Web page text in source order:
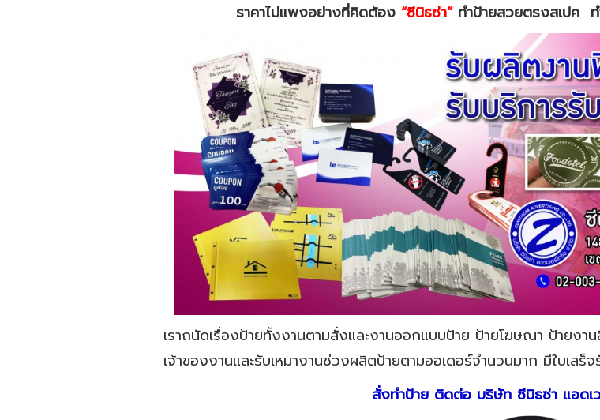
ราคาไม่แพงอย่างที่คิดต้อง “ซีนิธซ่า”ทำป้ายสวยตรงสเปค
เราถนัดเรื่องป้ายทั้งงานตามสั่งและงานออกแบบป้าย ป้ายโฆษณา ป้ายง
เจ้าของงานและรับเหมางานช่วงผลิตป้ายตามออเดอร์จำนวนมาก มีใบเส
สั่งทำป้าย ติดต่อ บริษัท ซีนิธซ่า แอดเ